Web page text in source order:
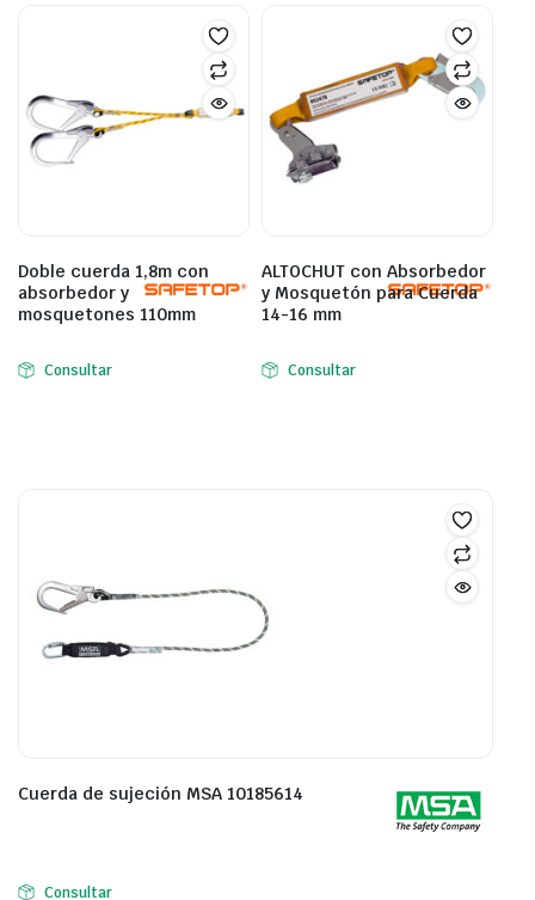
Doble cuerda 1,8m con
absorbedor y
mosquetones 110mm
Consultar
ALTOCHUT con Absorbedor
y Mosquetón para Cuerda
14-16 mm
Consultar
Cuerda de sujeción MSA 10185614
Consultar